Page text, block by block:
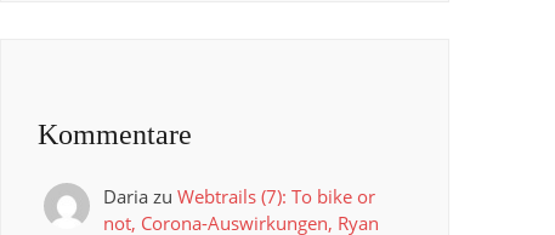
Kommentare
Dariazu Webtrails (7): To bike or
not, Corona-Auswirkungen, Ryan